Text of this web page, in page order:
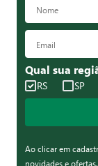
Qual sua
RS SP
Ao clicar em
novidades e